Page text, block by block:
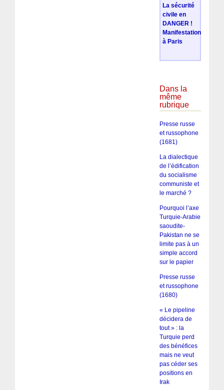
La sécurité
civile en
DANGER !
Manifestation
à Paris
Dans la
même
rubrique
Presse russe
et russophone
(1681)
La dialectique
de l’édification
du socialisme
communiste et
le marché ?
Pourquoi l’axe
Turquie-Arabie
saoudite-
Pakistan ne se
limite pas à un
simple accord
sur le papier
Presse russe
et russophone
(1680)
« Le pipeline
décidera de
tout » : la
Turquie perd
des bénéfices
mais ne veut
pas céder ses
positions en
Irak